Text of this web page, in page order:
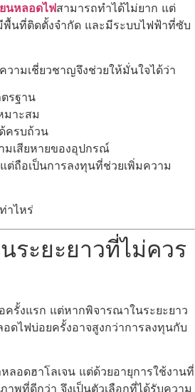
นหลอดไฟสามารถทำได้ไม่ยาก แต่
นที่ติดตั้งจำกัด และมีระบบไฟฟ้าที่ซับ
วามเชี่ยวชาญจึงช่วยให้มั่นใจได้ว่า
รฐาน
มาะสม
ครบถ้วน
มเสียหายของอุปกรณ์
ต่ถือเป็นการลงทุนที่ช่วยเพิ่มความ
ระยะยาวที่ไม่ควร
ครั้งแรก แต่หากพิจารณาในระยะยาว
ดไฟบ่อยครั้งอาจสูงกว่าการลงทุนกับ
ลอดฮาโลเจน แต่ด้วยอายุการใช้งานที่
พที่ดีกว่า จึงเป็นตัวเลือกที่ได้รับความ